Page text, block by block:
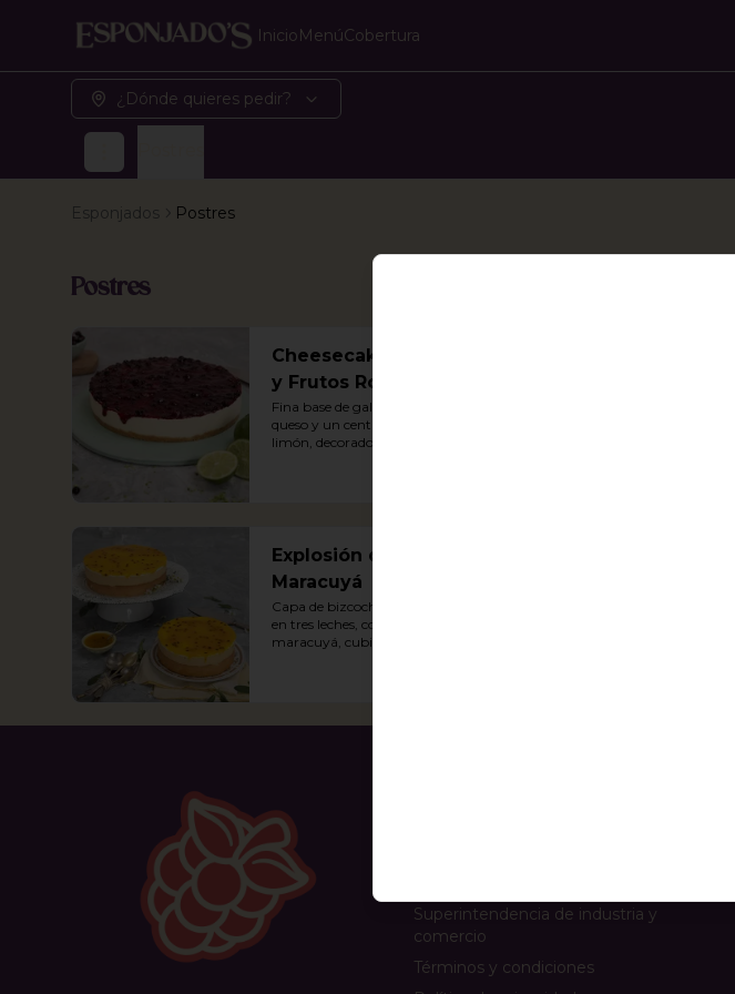
InicioMenúCobertura
¿Dónde quieres pedir?
Esponjados Postres
Postres
Cheesecake de Limón
y Frutos Rojos
Fina base de galleta con crema de
queso y un centro de crema de
limón, decorado con frutos rojos.
Explosión de
Maracuyá
Capa de bizcochuelo humedecida
en tres leches, con crema de
maracuyá, cubierta con chantilly
Superintendencia de industria y
comercio
Términos y condiciones